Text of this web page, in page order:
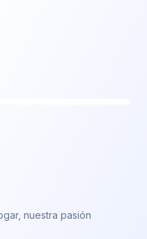
nuestra pasión